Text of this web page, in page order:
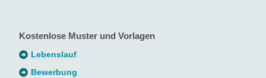
Kostenlose Muster und Vorlagen
Lebenslauf
Bewerbung